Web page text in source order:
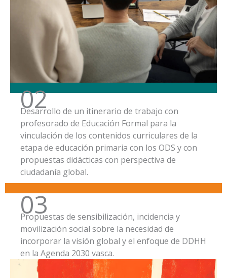
02
Desarrollo de un itinerario de trabajo con
profesorado de Educación Formal para la
vinculación de los contenidos curriculares de la
etapa de educación primaria con los ODS y con
propuestas didácticas con perspectiva de
ciudadanía global.
03
Propuestas de sensibilización, incidencia y
movilización social sobre la necesidad de
incorporar la visión global y el enfoque de DDHH
en la Agenda 2030 vasca.